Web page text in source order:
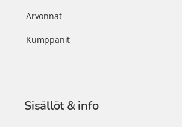
Arvonnat
Kumppanit
Sisällöt & info